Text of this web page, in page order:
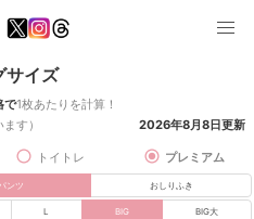
サイズ
で1枚あたりを計算！
す）
2026年8月8日更新
トイトレ プレミアム
ンツ おしりふき
L BIG BIG大